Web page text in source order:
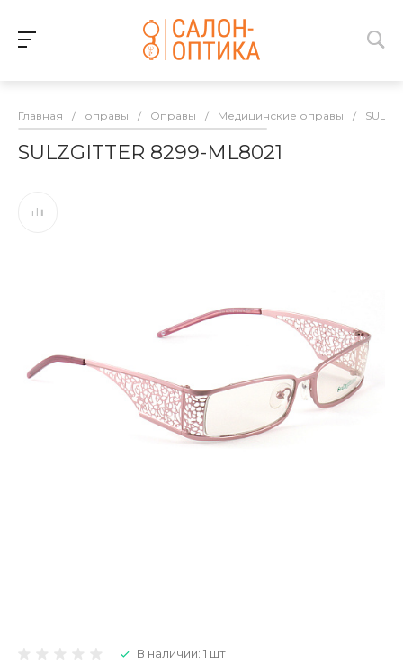
Главная / оправы / Оправы / Медицинские оправы / SULZ
SULZGITTER 8299-ML8021
В наличии: 1 шт